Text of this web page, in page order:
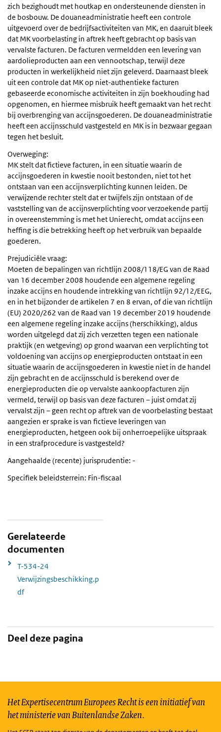
zich bezighoudt met houtkap en ondersteunende diensten in
de bosbouw. De douaneadministratie heeft een controle
uitgevoerd over de bedrijfsactiviteiten van MK, en daaruit bleek
dat MK voorbelasting in aftrek heeft gebracht op basis van
vervalste facturen. De facturen vermeldden een levering van
aardolieproducten aan een vennootschap, terwijl deze
producten in werkelijkheid niet zijn geleverd. Daarnaast bleek
uit een controle dat MK op niet-authentieke facturen
gebaseerde economische activiteiten in zijn boekhouding had
opgenomen, en hiermee misbruik heeft gemaakt van het recht
bij overbrenging van accijnsgoederen. De douaneadministratie
heeft een accijnsschuld vastgesteld en MK is in bezwaar gegaan
tegen het besluit.
Overweging:
MK stelt dat fictieve facturen, in een situatie waarin de
accijnsgoederen in kwestie nooit bestonden, niet tot het
ontstaan van een accijnsverplichting kunnen leiden. De
verwijzende rechter stelt dat er twijfels zijn ontstaan of de
vaststelling van de accijnsverplichting voor verzoekende partij
in overeenstemming is met het Unierecht, omdat accijns een
heffing is die betrekking heeft op het verbruik van bepaalde
goederen.
Prejudiciële vraag:
Moeten de bepalingen van richtlijn 2008/118/EG van de Raad
van 16 december 2008 houdende een algemene regeling
inzake accijns en houdende intrekking van richtlijn 92/12/EEG,
en in het bijzonder de artikelen 7 en 8 ervan, of die van richtlijn
(EU) 2020/262 van de Raad van 19 december 2019 houdende
een algemene regeling inzake accijns (herschikking), aldus
worden uitgelegd dat zij zich verzetten tegen een nationale
praktijk (en wetgeving) op grond waarvan een verplichting tot
voldoening van accijns op energieproducten ontstaat in een
situatie waarin de accijnsgoederen in kwestie niet in de handel
zijn gebracht en de accijnsschuld is berekend over de
energieproducten die op vervalste aankoopfacturen zijn
vermeld, terwijl op basis van deze facturen – juist omdat zij
vervalst zijn – geen recht op aftrek van de voorbelasting bestaat
aangezien er sprake is van fictieve leveringen van
energieproducten, hetgeen ook bij onherroepelijke uitspraak
in een strafprocedure is vastgesteld?
Aangehaalde (recente) jurisprudentie: -
Specifiek beleidsterrein: Fin-fiscaal
Gerelateerde
documenten
T-534-24
Verwijzingsbeschikking.p
df
Deel deze pagina
Het Expertisecentrum Europees Recht is een initiatief van
het ministerie van Buitenlandse Zaken.